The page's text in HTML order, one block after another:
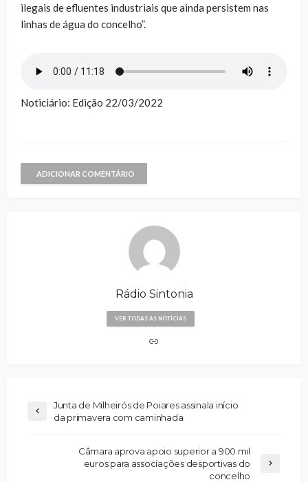
ilegais de efluentes industriais que ainda persistem nas
linhas de água do concelho”.
Noticiário: Edição 22/03/2022
ADICIONAR COMENTÁRIO
Rádio Sintonia
VER TODAS AS NOTÍCIAS
Junta de Milheirós de Poiares assinala início
da primavera com caminhada
Câmara aprova apoio superior a 900 mil
euros para associações desportivas do
concelho